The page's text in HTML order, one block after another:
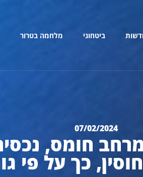
ביטחוני מלחמה בטרור
07/02/2024
חומס,
כך על פי